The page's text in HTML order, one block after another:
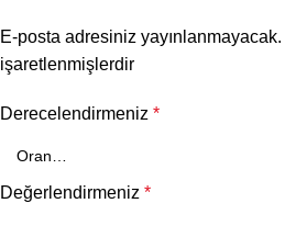
E-posta adresiniz yayınlanmayacak.
işaretlenmişlerdir
Derecelendirmeniz *
Değerlendirmeniz *